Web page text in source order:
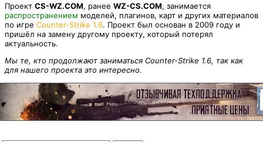
Проект CS-WZ.COM, ранее WZ-CS.COM, занимается
распространением моделей, плагинов, карт и других материалов
по игре Counter-Strike 1.6. Проект был основан в 2009 году и
пришёл на замену другому проекту, который потерял
актуальность.
Мы те, кто продолжают заниматься Counter-Strike 1.6, так как
для нашего проекта это интересно.